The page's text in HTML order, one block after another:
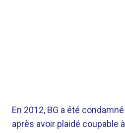
En 2012, BG a été
après avoir plaidé coupable